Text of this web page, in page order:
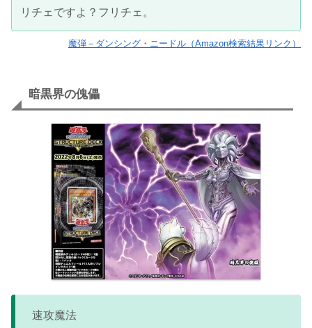
リチェですよ？フリチェ。
魔弾－ダンシング・ニードル（Amazon検索結果リンク）
暗黒界の傀儡
速攻魔法